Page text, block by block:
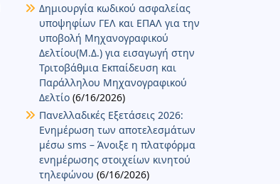
Δημιουργία κωδικού ασφαλείας
υποψηφίων ΓΕΛ και ΕΠΑΛ για την
υποβολή Μηχανογραφικού
Δελτίου(Μ.Δ.) για εισαγωγή στην
Τριτοβάθμια Εκπαίδευση και
Παράλληλου Μηχανογραφικού
Δελτίο (6/16/2026)
Πανελλαδικές Εξετάσεις 2026:
Ενημέρωση των αποτελεσμάτων
μέσω sms – Άνοιξε η πλατφόρμα
ενημέρωσης στοιχείων κινητού
τηλεφώνου (6/16/2026)